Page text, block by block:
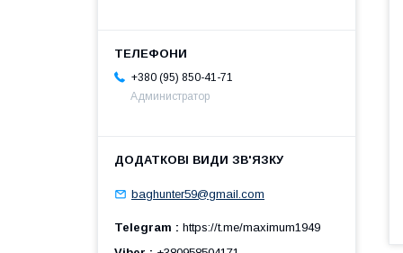
+380 (95) 850-41-71
Администратор
baghunter59@gmail.com
Telegram
https://t.me/maximum1949